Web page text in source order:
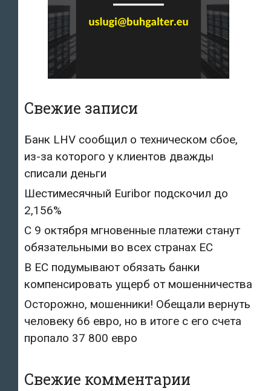
Свежие записи
Банк LHV сообщил о техническом сбое,
из-за которого у клиентов дважды
списали деньги
Шестимесячный Euribor подскочил до
2,156%
С 9 октября мгновенные платежи станут
обязательными во всех странах ЕС
В ЕС подумывают обязать банки
компенсировать ущерб от мошенничества
Осторожно, мошенники! Обещали вернуть
человеку 66 евро, но в итоге с его счета
пропало 37 800 евро
Свежие комментарии